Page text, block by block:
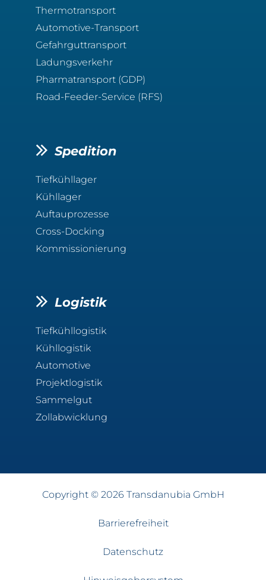
Thermotransport
Automotive-Transport
Gefahrguttransport
Ladungsverkehr
Pharmatransport (GDP)
Road-Feeder-Service (RFS)
Spedition
Tiefkühllager
Kühllager
Auftauprozesse
Cross-Docking
Kommissionierung
Logistik
Tiefkühllogistik
Kühllogistik
Automotive
Projektlogistik
Sammelgut
Zollabwicklung
Copyright © 2026 Transdanubia GmbH
Barrierefreiheit
Datenschutz